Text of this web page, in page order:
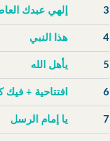
3 إلهي عبدك
4 هذا النبي
5 يأهل الله
6 افتتاحية +
7 يا إمام الرسل